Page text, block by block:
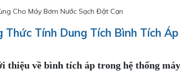
Cho Máy Bơm Nước Sạch Đặt Cạn
Thức Tính Dung Tích Bình Tích
thiệu về bình tích áp trong hệ thống